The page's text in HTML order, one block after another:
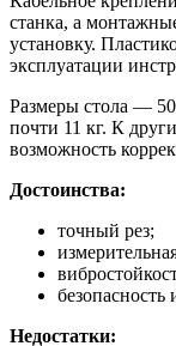
станка, а
установку.
эксплуатации
Размеры стола —
почти 11 кг. К
возможность
Достоинства:
точный рез;
безопасность
Недостатки: